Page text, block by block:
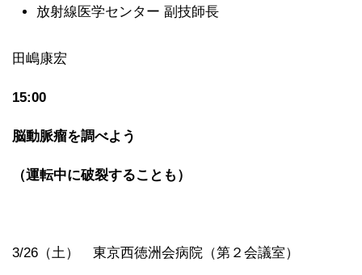
放射線医学センター 副技師長
田嶋康宏
15:00
脳動脈瘤を調べよう
（運転中に破裂することも）
3/26（土） 東京西徳洲会病院（第２会議室）